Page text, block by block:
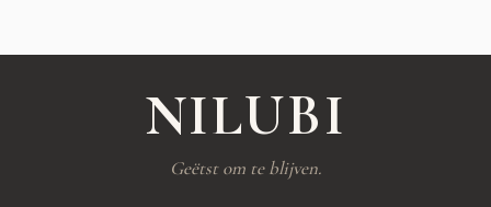
NILUBI
Geëtst om te blijven.